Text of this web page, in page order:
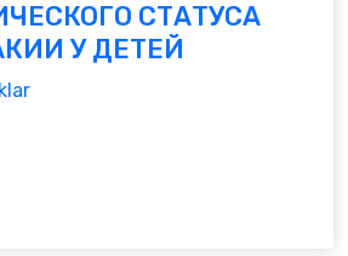
СТАТУСА
У ДЕТЕЙ